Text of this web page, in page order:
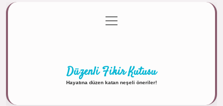
Gizlilik Politikası
menüyü
aç
Düzenli Fikir Kutusu
Hayatına düzen katan neşeli öneriler!